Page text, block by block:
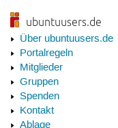
ubuntuusers.de
Über ubuntuusers.de
Portalregeln
Mitglieder
Gruppen
Spenden
Kontakt
Ablage